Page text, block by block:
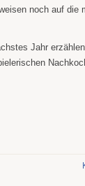
noch auf die
Jahr